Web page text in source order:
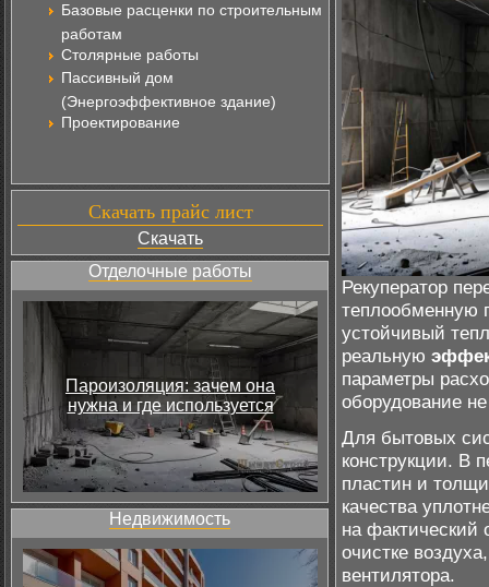
Базовые расценки по строительным
работам
Столярные работы
Пассивный дом
(Энергоэффективное здание)
Проектирование
Скачать прайс лист
Скачать
Отделочные работы
Пароизоляция: зачем она
нужна и где используется
Недвижимость
Рекуператор
теплообменную
устойчивый
реальную
параметры
оборудование
Для бытовых
конструкции. В
пластин и
качества
на фактический
очистке
вентилятора.